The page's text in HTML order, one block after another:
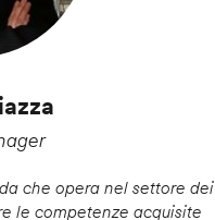
che opera nel settore dei
le competenze acquisite